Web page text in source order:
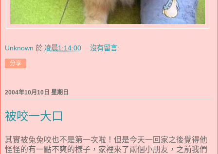
Unknown 於 凌晨1:14:00 沒有留言:
分享
2004年10月10日 星期日
被咬一大口
其實被兔兔咬也不是第一次啦！但是今天一回家之後覺得他
怪怪的有一點不爽的樣子，家裡來了兩個小朋友，之前我們